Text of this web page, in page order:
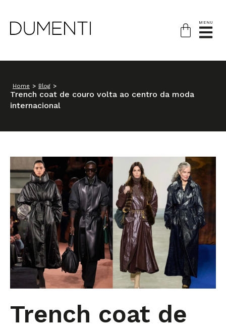
MENU
Home > Blog >
Trench coat de couro volta ao centro da moda
internacional
Trench coat de